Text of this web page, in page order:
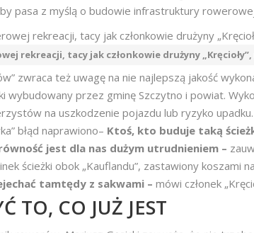
pasa z myślą o budowie infrastruktury
rekreacji, tacy jak członkowie drużyny
zwraca też uwagę na nie najlepszą jakość
wybudowany przez gminę Szczytno i powiat.
na uszkodzenie pojazdu lub ryzyko
błąd naprawiono– Ktoś, kto buduje taką
jest dla nas dużym utrudnieniem –
ścieżki obok „Kauflandu”, zastawiony koszami
tamtędy z sakwami – mówi członek
TO, CO JUŻ JEST